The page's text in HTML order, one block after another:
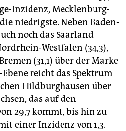
Inzidenz, Mecklenburg-
niedrigste. Neben Baden-
noch das Saarland
Westfalen (34,3),
(31,1) über der Marke
reicht das Spektrum
Hildburghausen über
das auf den
29,7 kommt, bis hin zu
einer Inzidenz von 1,3.